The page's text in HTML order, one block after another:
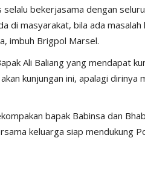
bekerjasama dengan
di masyarakat, bila ada
imbuh Brigpol Marsel.
Ali Baliang yang mendapat
kunjungan ini, apalagi dirinya
bapak Babinsa dan
keluarga siap mendukung
Ny. Juliati
Humas